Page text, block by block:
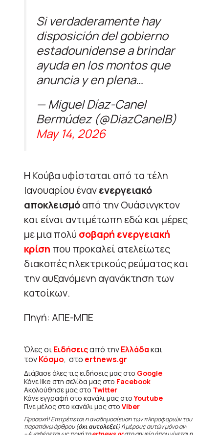
Si verdaderamente hay
disposición del gobierno
estadounidense a brindar
ayuda en los montos que
anuncia y en plena…
— Miguel Díaz-Canel
Bermúdez (@DiazCanelB)
May 14, 2026
Η Κούβα υφίσταται από τα τέλη
Ιανουαρίου ένανενεργειακό
αποκλεισμόαπό την Ουάσινγκτον
και είναι αντιμέτωπη εδώ και μέρες
με μια πολύ σοβαρή ενεργειακή
κρίση που προκαλεί ατελείωτες
διακοπές ηλεκτρικούς ρεύματος και
την αυξανόμενη αγανάκτηση των
κατοίκων.
Πηγή: ΑΠΕ-ΜΠΕ
Όλες οιΕιδήσειςαπό τηνΕλλάδακαι
τονΚόσμο, στο ertnews.gr
Διάβασε όλες τις ειδήσεις μας στο Google
Κάνε like στη σελίδα μας στο Facebook
Ακολούθησε μας στο Twitter
Κάνε εγγραφή στο κανάλι μας στοYoutube
Γίνε μέλος στο κανάλι μας στο Viber
Προσοχή! Επιτρέπεται η αναδημοσίευση των πληροφοριών του
παραπάνω άρθρου (όχι αυτολεξεί) ή μέρους αυτών μόνο αν: